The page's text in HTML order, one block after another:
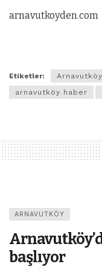
arnavutkoyden.com
Etiketler: Arnavutköy
arnavutköy haber
ARNAVUTKÖY
başlıyor